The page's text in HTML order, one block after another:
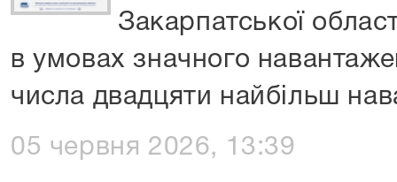
Закарпатської
в умовах значного
числа двадцяти найбільш
05 червня 2026, 13:39